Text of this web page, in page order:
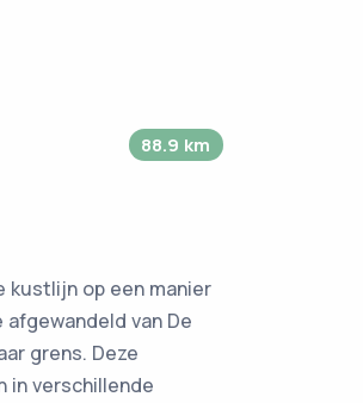
88.9 km
kustlijn op een manier
van De
grens. Deze
in verschillende